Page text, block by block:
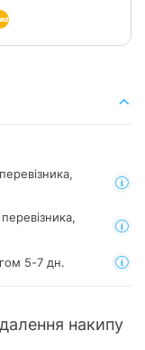
5-7 дн.
накипу